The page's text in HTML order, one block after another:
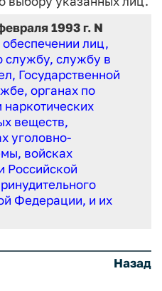
1993 г. N
лиц,
службу, службу в
Государственной
органах по
веществ,
уголовно-
войсках
Российской
Федерации, и их
Назад